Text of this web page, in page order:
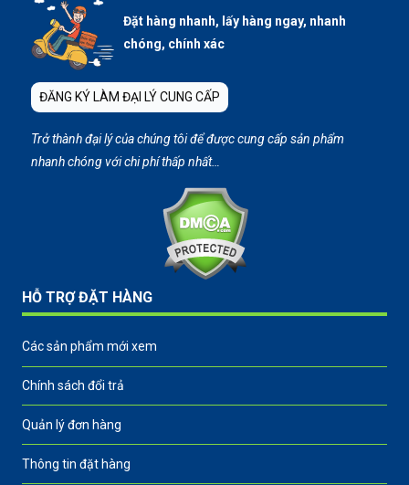
Đặt hàng nhanh, lấy hàng ngay, nhanh
chóng, chính xác
ĐĂNG KÝ LÀM ĐẠI LÝ CUNG CẤP
Trở thành đại lý của chúng tôi để được cung cấp sản phẩm
nhanh chóng với chi phí thấp nhất…
HỖ TRỢ ĐẶT HÀNG
Các sản phẩm mới xem
Chính sách đổi trả
Quản lý đơn hàng
Thông tin đặt hàng